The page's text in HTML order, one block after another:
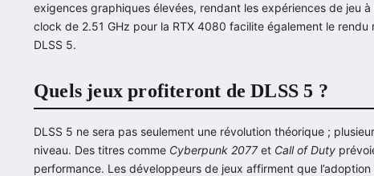
exigences graphiques élevées, rendant les expériences de jeu
clock de 2.51 GHz pour la RTX 4080 facilite également le
DLSS 5.
Quels jeux profiteront de DLSS 5 ?
DLSS 5 ne sera pas seulement une révolution théorique ;
niveau. Des titres comme Cyberpunk 2077et Call of Duty
performance. Les développeurs de jeux affirment que